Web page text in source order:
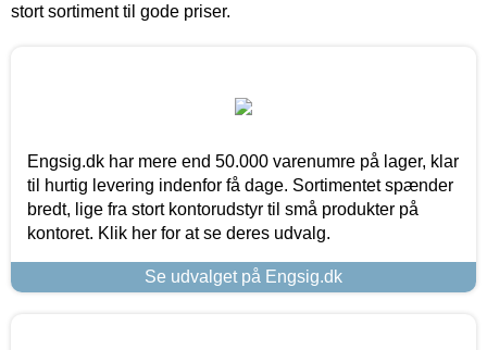
stort sortiment til gode priser.
Engsig.dk har mere end 50.000 varenumre på lager, klar
til hurtig levering indenfor få dage. Sortimentet spænder
bredt, lige fra stort kontorudstyr til små produkter på
kontoret. Klik her for at se deres udvalg.
Se udvalget på Engsig.dk